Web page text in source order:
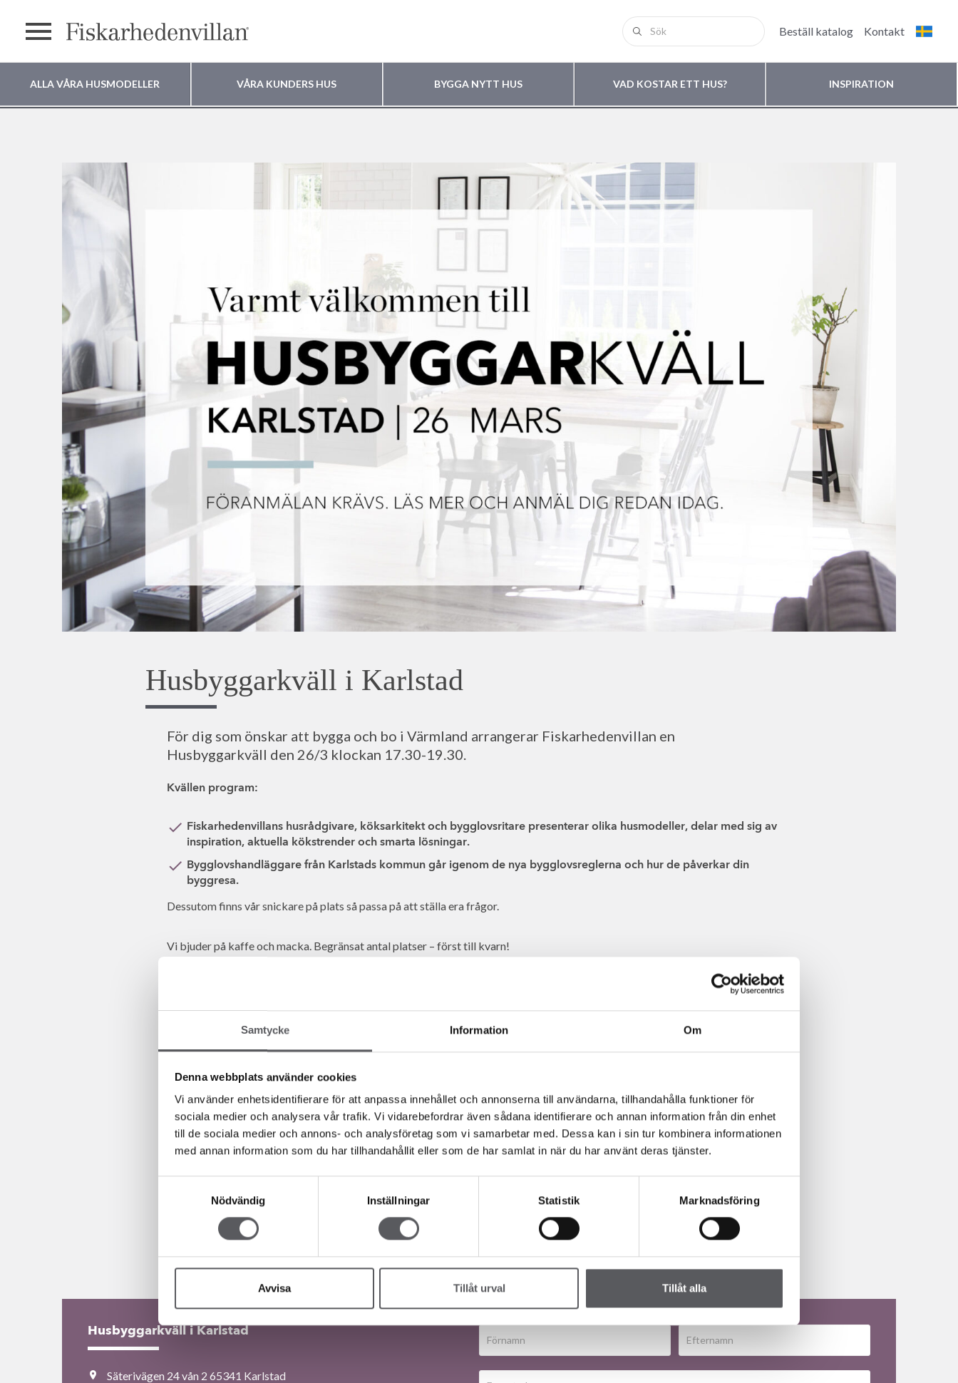
Samtycke Information Om
Denna webbplats använder cookies
Vi använder enhetsidentifierare för att anpassa innehållet och annonserna till användarna, tillhandahålla funktioner för
sociala medier och analysera vår trafik. Vi vidarebefordrar även sådana identifierare och annan information från din enhet
till de sociala medier och annons- och analysföretag som vi samarbetar med. Dessa kan i sin tur kombinera informationen
med annan information som du har tillhandahållit eller som de har samlat in när du har använt deras tjänster.
Nödvändig
Inställningar Statistik Marknadsföring
Avvisa Tillåt urval Tillåt alla
Beställ katalog Kontakt
ALLA VÅRA HUSMODELLER VÅRA KUNDERS HUS BYGGA NYTT HUS VAD KOSTAR ETT HUS? INSPIRATION
ditt hus?
Husbyggarkväll i Karlstad
För dig som önskar att bygga och bo i Värmland arrangerar Fiskarhedenvillan en
Husbyggarkväll den 26/3 klockan 17.30-19.30.
Kvällen program:
Fiskarhedenvillans husrådgivare, köksarkitekt och bygglovsritare presenterar olika husmodeller, delar med sig av
inspiration, aktuella kökstrender och smarta lösningar.
Bygglovshandläggare från Karlstads kommun går igenom de nya bygglovsreglerna och hur de påverkar din
byggresa.
Dessutom finns vår snickare på plats så passa på att ställa era frågor.
Vi bjuder på kaffe och macka. Begränsat antal platser – först till kvarn!
054-220 95 61
Maila mig
LOTTA SACHS STÅHL
Husbyggarkväll i Karlstad
Säterivägen 24 vån 2 65341 Karlstad